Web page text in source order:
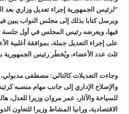
“لرئيس الجمهورية إجراء تعديل وزاري بعد
ويرسل كتابا بذلك إلى مجلس النواب يبين
فيها، ويعرضه رئيس المجلس في أول جلسة
على إجراء التعديل جملة، بموافقة أغلبية
ثلث عدد الأعضاء، ويُخطَر رئيس الجمهورية
وجاءت التعديلات كالتالي: مصطفى مدبولي،
والإصلاح الإداري إلى جانب مهام منصبه
للسياحة والآثار، عمر مروان وزيرا للعدل،
الاقتصادية، ورانيا المشاط وزيرا للتعاون